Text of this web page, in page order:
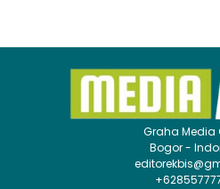
Graha Media
Bogor -